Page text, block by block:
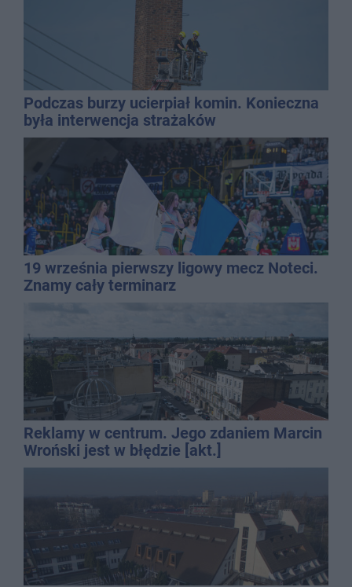
Podczas burzy ucierpiał komin. Konieczna
była interwencja strażaków
19 września pierwszy ligowy mecz Noteci.
Znamy cały terminarz
Reklamy w centrum. Jego zdaniem Marcin
Wroński jest w błędzie [akt.]